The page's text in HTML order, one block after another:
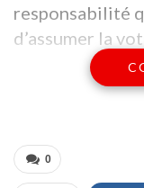
responsabilité
d’assumer la
Ramenez-
À nous les
0